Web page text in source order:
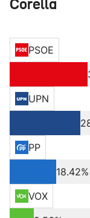
Corella
PSOE
UPN
PP
18.42%
VOX